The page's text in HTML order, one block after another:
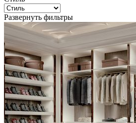
Развернуть фильтры